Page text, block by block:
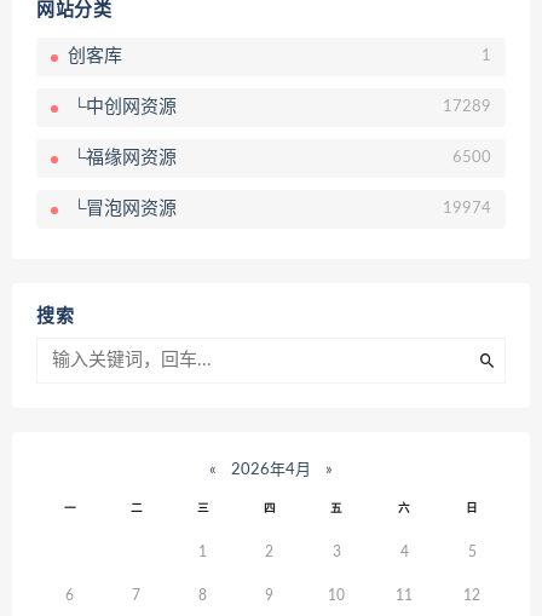
网站分类
创客库 1
└中创网资源 17289
└福缘网资源 6500
└冒泡网资源 19974
搜索
« 2026年4月 »
一 二 三 四 五 六 日
1 2 3 4 5
6 7 8 9 10 11 12